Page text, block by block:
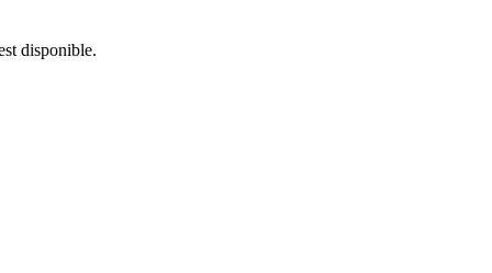
disponible.